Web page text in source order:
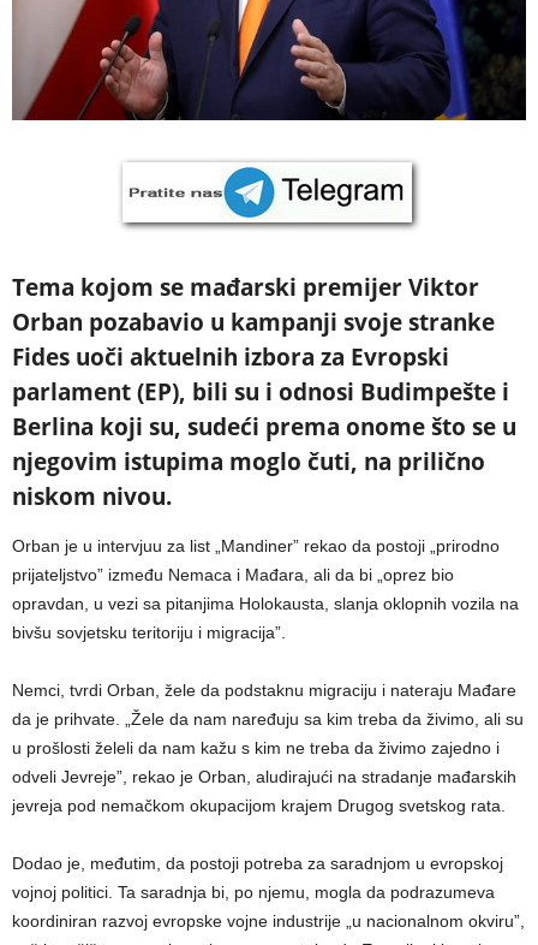
Tema kojom se mađarski premijer Viktor
Orban pozabavio u kampanji svoje stranke
Fides uoči aktuelnih izbora za Evropski
parlament (EP), bili su i odnosi Budimpešte i
Berlina koji su, sudeći prema onome što se u
njegovim istupima moglo čuti, na prilično
niskom nivou.
Orban je u intervjuu za list „Mandiner” rekao da postoji „prirodno
prijateljstvo” između Nemaca i Mađara, ali da bi „oprez bio
opravdan, u vezi sa pitanjima Holokausta, slanja oklopnih vozila na
bivšu sovjetsku teritoriju i migracija”.
Nemci, tvrdi Orban, žele da podstaknu migraciju i nateraju Mađare
da je prihvate. „Žele da nam naređuju sa kim treba da živimo, ali su
u prošlosti želeli da nam kažu s kim ne treba da živimo zajedno i
odveli Jevreje”, rekao je Orban, aludirajući na stradanje mađarskih
jevreja pod nemačkom okupacijom krajem Drugog svetskog rata.
Dodao je, međutim, da postoji potreba za saradnjom u evropskoj
vojnoj politici. Ta saradnja bi, po njemu, mogla da podrazumeva
koordiniran razvoj evropske vojne industrije „u nacionalnom okviru”,